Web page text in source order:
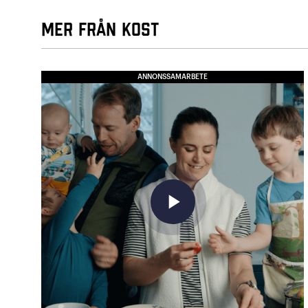
Mer från Kost
ANNONSSAMARBETE
play_arrow